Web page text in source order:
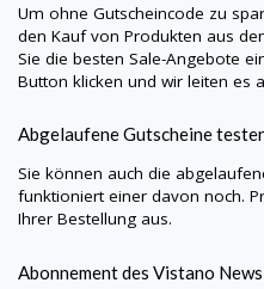
Um ohne Gutscheincode zu
den Kauf von Produkten aus
Sie die besten Sale-Angebote
Button klicken und wir leiten es
Abgelaufene Gutscheine
Sie können auch die
funktioniert einer davon noch.
Ihrer Bestellung aus.
Abonnement des Vistano